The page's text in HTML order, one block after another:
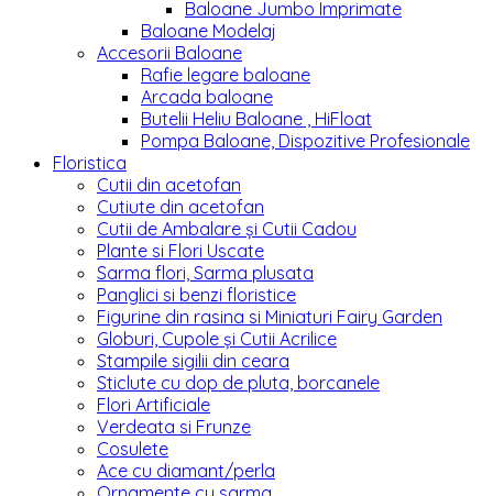
Baloane Jumbo Imprimate
Baloane Modelaj
Accesorii Baloane
Rafie legare baloane
Arcada baloane
Butelii Heliu Baloane , HiFloat
Pompa Baloane, Dispozitive Profesionale
Floristica
Cutii din acetofan
Cutiute din acetofan
Cutii de Ambalare și Cutii Cadou
Plante si Flori Uscate
Sarma flori, Sarma plusata
Panglici si benzi floristice
Figurine din rasina si Miniaturi Fairy Garden
Globuri, Cupole și Cutii Acrilice
Stampile sigilii din ceara
Sticlute cu dop de pluta, borcanele
Flori Artificiale
Verdeata si Frunze
Cosulete
Ace cu diamant/perla